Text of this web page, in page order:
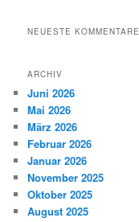
NEUESTE KOMMENTARE
ARCHIV
Juni 2026
Mai 2026
März 2026
Februar 2026
Januar 2026
November 2025
Oktober 2025
August 2025